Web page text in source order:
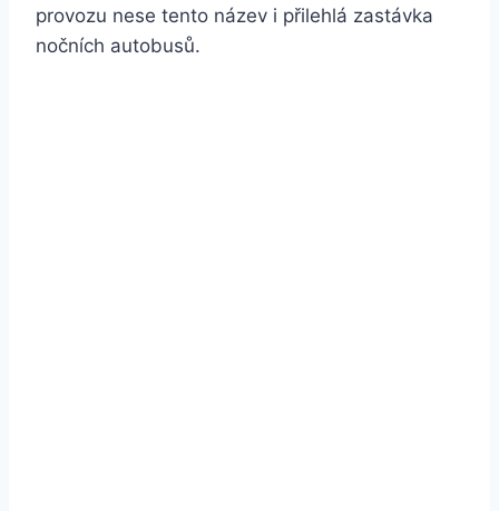
provozu nese tento název i přilehlá zastávka
nočních autobusů.